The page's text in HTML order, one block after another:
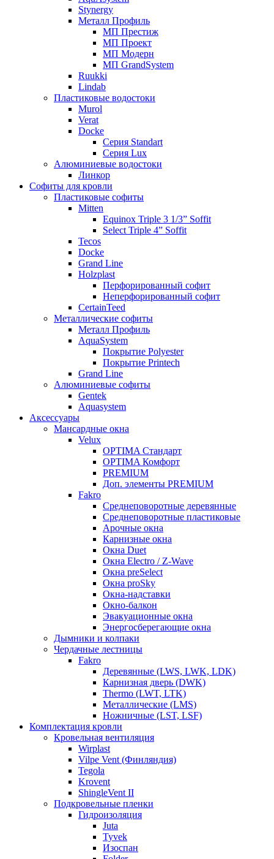
Stynergy
Металл Профиль
МП Престиж
МП Проект
МП Модерн
МП GrandSystem
Ruukki
Lindab
Пластиковые водостоки
Murol
Verat
Docke
Серия Standart
Серия Lux
Алюминиевые водостоки
Линкор
Софиты для кровли
Пластиковые софиты
Mitten
Equinox Triple 3 1/3” Soffit
Select Triple 4” Soffit
Tecos
Docke
Grand Line
Holzplast
Перфорированный софит
Неперфорированный софит
CertainTeed
Металлические софиты
Металл Профиль
AquaSystem
Покрытие Polyester
Покрытие Printech
Grand Line
Алюминиевые софиты
Gentek
Aquasystem
Аксессуары
Мансардные окна
Velux
OPTIMA Стандарт
OPTIMA Комфорт
PREMIUM
Доп. элементы PREMIUM
Fakro
Cреднеповоротные деревянные
Cреднеповоротные пластиковые
Арочные окна
Карнизные окна
Окна Duet
Окна Electro / Z-Wave
Окна preSelect
Окна proSky
Окна-надставки
Окно-балкон
Эвакуационные окна
Энергосберегающие окна
Дымники и колпаки
Чердачные лестницы
Fakro
Деревянные (LWS, LWK, LDK)
Карнизная дверь (DWK)
Thermo (LWT, LTK)
Металлические (LMS)
Ножничные (LST, LSF)
Комплектация кровли
Кровельная вентиляция
Wirplast
Vilpe Vent (Финляндия)
Tegola
Krovent
ShingleVent II
Подкровельные пленки
Гидроизоляция
Juta
Tyvek
Изоспан